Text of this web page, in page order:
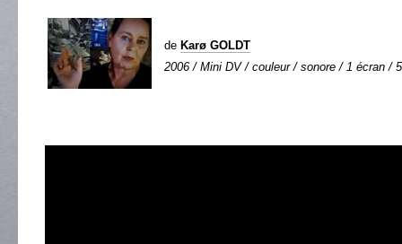
de Karø GOLDT
2006 / Mini DV / couleur / sonore / 1 écran /